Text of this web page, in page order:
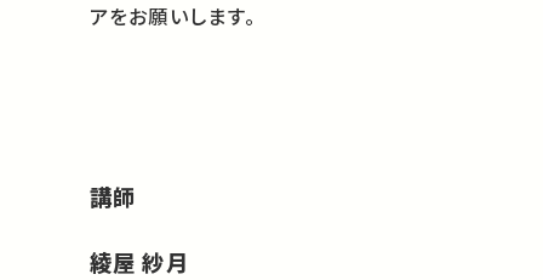
アをお願いします。
講師
綾屋 紗月